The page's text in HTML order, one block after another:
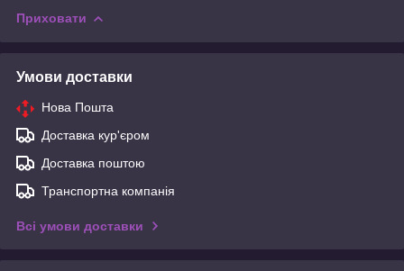
Приховати
Умови доставки
Нова Пошта
Доставка кур'єром
Доставка поштою
Транспортна компанія
Всі умови доставки